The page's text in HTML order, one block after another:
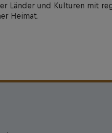
Länder und Kulturen mit
Heimat.